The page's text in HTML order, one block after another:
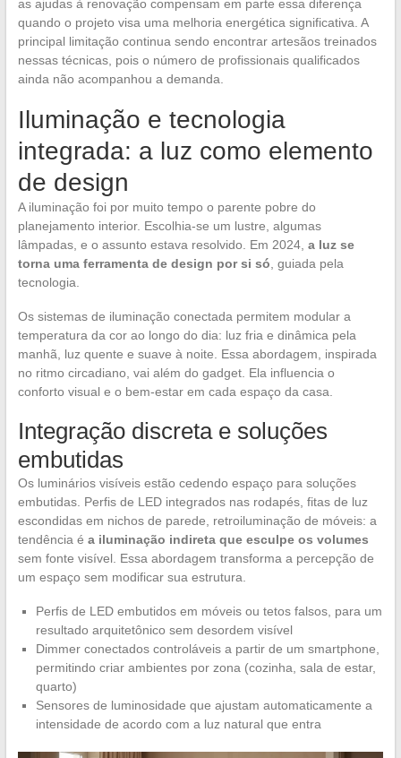
as ajudas à renovação compensam em parte essa diferença
quando o projeto visa uma melhoria energética significativa. A
principal limitação continua sendo encontrar artesãos treinados
nessas técnicas, pois o número de profissionais qualificados
ainda não acompanhou a demanda.
Iluminação e tecnologia
integrada: a luz como elemento
de design
A iluminação foi por muito tempo o parente pobre do
planejamento interior. Escolhia-se um lustre, algumas
lâmpadas, e o assunto estava resolvido. Em 2024, a luz se
torna uma ferramenta de design por si só , guiada pela
tecnologia.
Os sistemas de iluminação conectada permitem modular a
temperatura da cor ao longo do dia: luz fria e dinâmica pela
manhã, luz quente e suave à noite. Essa abordagem, inspirada
no ritmo circadiano, vai além do gadget. Ela influencia o
conforto visual e o bem-estar em cada espaço da casa.
Integração discreta e soluções
embutidas
Os luminários visíveis estão cedendo espaço para soluções
embutidas. Perfis de LED integrados nas rodapés, fitas de luz
escondidas em nichos de parede, retroiluminação de móveis: a
tendência é a iluminação indireta que esculpe os volumes
sem fonte visível. Essa abordagem transforma a percepção de
um espaço sem modificar sua estrutura.
Perfis de LED embutidos em móveis ou tetos falsos, para um
resultado arquitetônico sem desordem visível
Dimmer conectados controláveis a partir de um smartphone,
permitindo criar ambientes por zona (cozinha, sala de estar,
quarto)
Sensores de luminosidade que ajustam automaticamente a
intensidade de acordo com a luz natural que entra